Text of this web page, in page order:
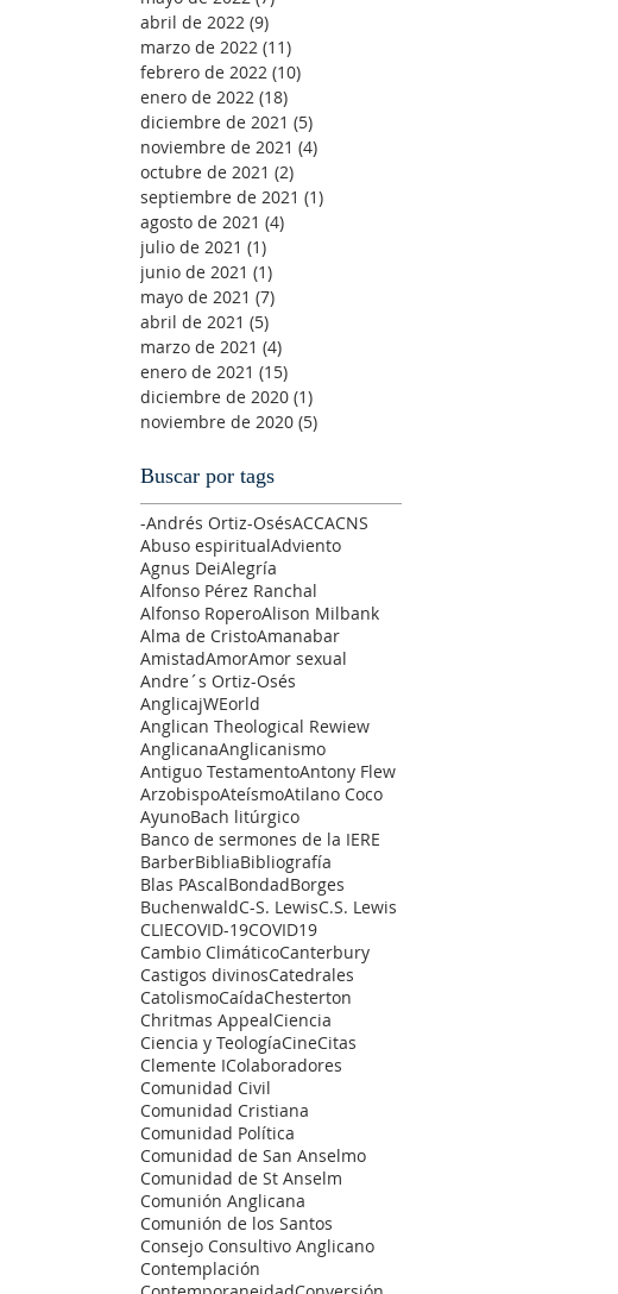
abril de 2022 (9)
marzo de 2022 (11)
febrero de 2022 (10)
enero de 2022 (18)
diciembre de 2021 (5)
noviembre de 2021 (4)
octubre de 2021 (2)
septiembre de 2021 (1)
agosto de 2021 (4)
julio de 2021 (1)
junio de 2021 (1)
mayo de 2021 (7)
abril de 2021 (5)
marzo de 2021 (4)
enero de 2021 (15)
diciembre de 2020 (1)
noviembre de 2020 (5)
Buscar por tags
-Andrés Ortiz-OsésACCACNS
Abuso espiritualAdviento
Agnus DeiAlegría
Alfonso Pérez Ranchal
Alfonso RoperoAlison Milbank
Alma de CristoAmanabar
AmistadAmorAmor sexual
Andre´s Ortiz-Osés
AnglicajWEorld
Anglican Theological Rewiew
AnglicanaAnglicanismo
Antiguo TestamentoAntony Flew
ArzobispoAteísmoAtilano Coco
AyunoBach litúrgico
Banco de sermones de la IERE
BarberBibliaBibliografía
Blas PAscalBondadBorges
BuchenwaldC-S. LewisC.S. Lewis
CLIECOVID-19COVID19
Cambio ClimáticoCanterbury
Castigos divinosCatedrales
CatolismoCaídaChesterton
Chritmas AppealCiencia
Ciencia y TeologíaCineCitas
Clemente IColaboradores
Comunidad Civil
Comunidad Cristiana
Comunidad Política
Comunidad de San Anselmo
Comunidad de St Anselm
Comunión Anglicana
Comunión de los Santos
Consejo Consultivo Anglicano
Contemplación